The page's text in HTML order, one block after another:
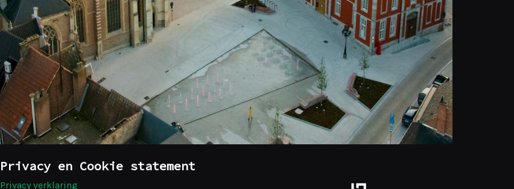
Privacy en Cookie statement
Privacy verklaring